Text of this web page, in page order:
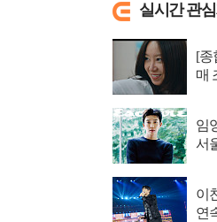
실시간 관
[종
매
임
서
이
연